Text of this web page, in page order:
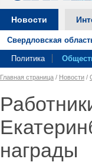
Новости
Свердловская
Политика
Главная страница / Новости /
награды